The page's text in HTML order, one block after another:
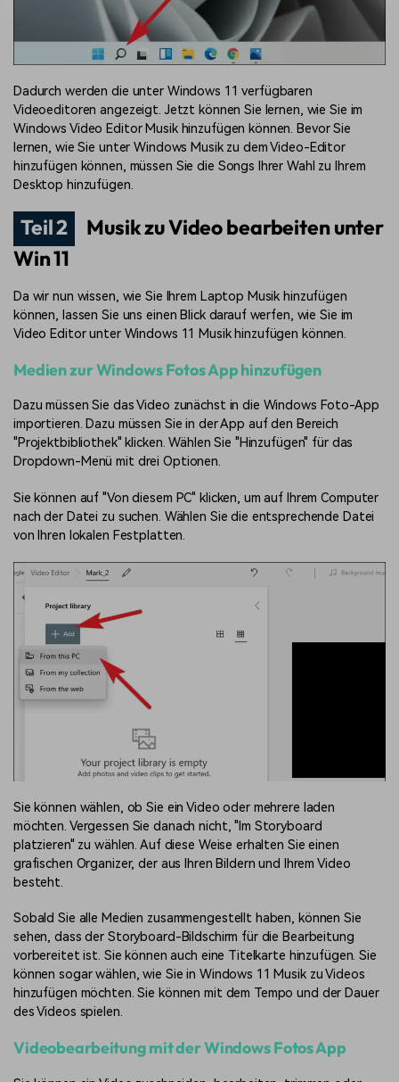
Dadurch werden die unter Windows 11 verfügbaren
Videoeditoren angezeigt. Jetzt können Sie lernen, wie Sie im
Windows Video Editor Musik hinzufügen können. Bevor Sie
lernen, wie Sie unter Windows Musik zu dem Video-Editor
hinzufügen können, müssen Sie die Songs Ihrer Wahl zu Ihrem
Desktop hinzufügen.
Teil 2
Musik zu Video bearbeiten unter
Win 11
Da wir nun wissen, wie Sie Ihrem Laptop Musik hinzufügen
können, lassen Sie uns einen Blick darauf werfen, wie Sie im
Video Editor unter Windows 11 Musik hinzufügen können.
Medien zur Windows Fotos App hinzufügen
Dazu müssen Sie das Video zunächst in die Windows Foto-App
importieren. Dazu müssen Sie in der App auf den Bereich
"Projektbibliothek" klicken. Wählen Sie "Hinzufügen" für das
Dropdown-Menü mit drei Optionen.
Sie können auf "Von diesem PC" klicken, um auf Ihrem Computer
nach der Datei zu suchen. Wählen Sie die entsprechende Datei
von Ihren lokalen Festplatten.
Sie können wählen, ob Sie ein Video oder mehrere laden
möchten. Vergessen Sie danach nicht, "Im Storyboard
platzieren" zu wählen. Auf diese Weise erhalten Sie einen
grafischen Organizer, der aus Ihren Bildern und Ihrem Video
besteht.
Sobald Sie alle Medien zusammengestellt haben, können Sie
sehen, dass der Storyboard-Bildschirm für die Bearbeitung
vorbereitet ist. Sie können auch eine Titelkarte hinzufügen. Sie
können sogar wählen, wie Sie in Windows 11 Musik zu Videos
hinzufügen möchten. Sie können mit dem Tempo und der Dauer
des Videos spielen.
Videobearbeitung mit der Windows Fotos App